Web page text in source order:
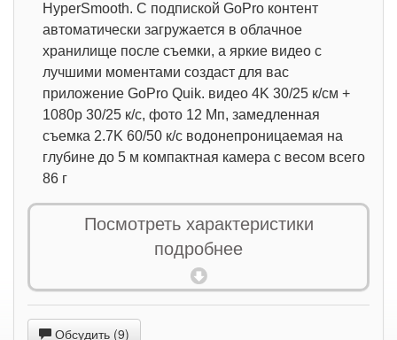
HyperSmooth. С подпиской GoPro контент
автоматически загружается в облачное
хранилище после съемки, а яркие видео с
лучшими моментами создаст для вас
приложение GoPro Quik. видео 4K 30/25 к/см +
1080p 30/25 к/с, фото 12 Мп, замедленная
съемка 2.7K 60/50 к/с водонепроницаемая на
глубине до 5 м компактная камера с весом всего
86 г
Посмотреть характеристики
подробнее
Обсудить (9)